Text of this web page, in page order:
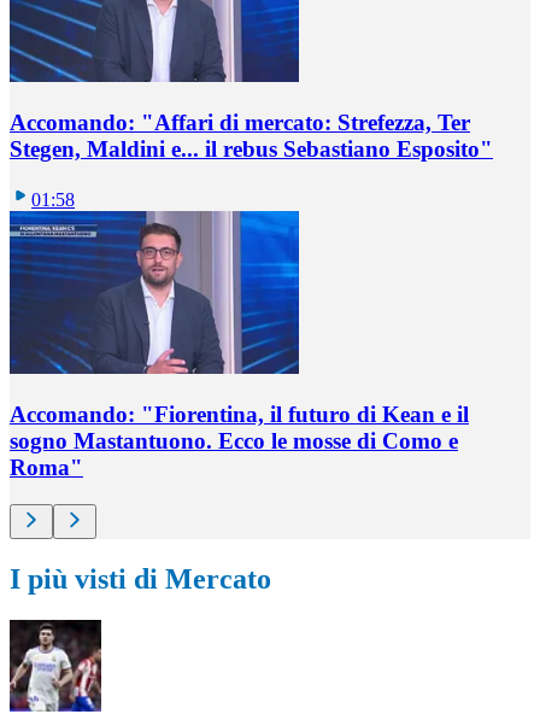
Accomando: "Affari di mercato: Strefezza, Ter
Stegen, Maldini e... il rebus Sebastiano Esposito"
01:58
Accomando: "Fiorentina, il futuro di Kean e il
sogno Mastantuono. Ecco le mosse di Como e
Roma"
I più visti di Mercato